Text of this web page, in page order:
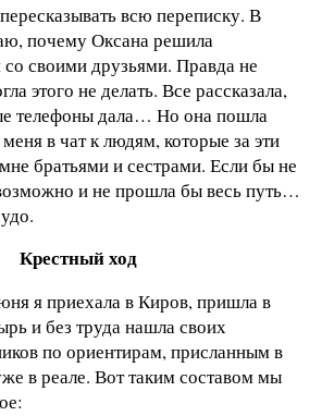
всю переписку. В
почему Оксана решила
своими друзьями. Правда не
этого не делать. Все рассказала,
телефоны дала… Но она пошла
в чат к людям, которые за эти
братьями и сестрами. Если бы не
и не прошла бы весь путь…
Крестный ход
я приехала в Киров, пришла в
и без труда нашла своих
по ориентирам, присланным в
в реале. Вот таким составом мы